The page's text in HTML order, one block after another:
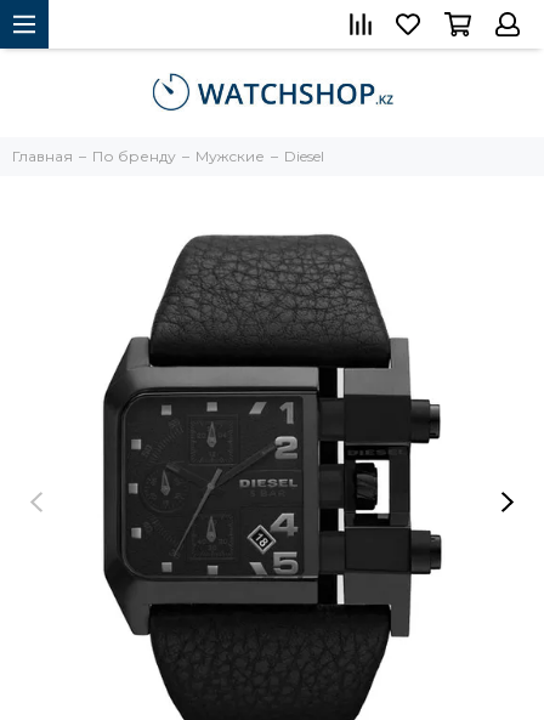
Главная По бренду Мужские Diesel